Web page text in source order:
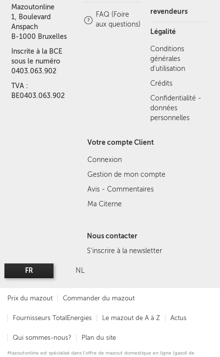
Mazoutonline
1, Boulevard
Anspach
B-1000 Bruxelles
Inscrite à la BCE
sous le numéro
0403.063.902
TVA :
BE0403.063.902
FAQ (Foire
aux questions)
revendeurs
Légalité
Conditions
générales
d'utilisation
Crédits
Confidentialité -
données
personnelles
Votre compte Client
Connexion
Gestion de mon compte
Avis - Commentaires
Ma Citerne
Nous contacter
S'inscrire à la newsletter
FR NL
Prix du mazout Commander du mazout
Fournisseurs TotalEnergies Le mazout de A à Z Actus
Qui sommes-nous? Plan du site
Mazoutonline est spécialisé dans l'offre de mazout domestique en ligne (gasoil de